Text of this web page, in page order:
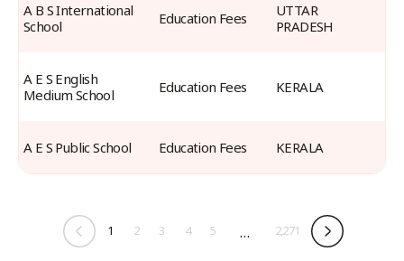
A B S International
School
Education Fees
UTTAR
PRADESH
A E S English
Medium School
Education Fees KERALA
A E S Public School Education Fees KERALA
1 2 3 4 5 … 2,271